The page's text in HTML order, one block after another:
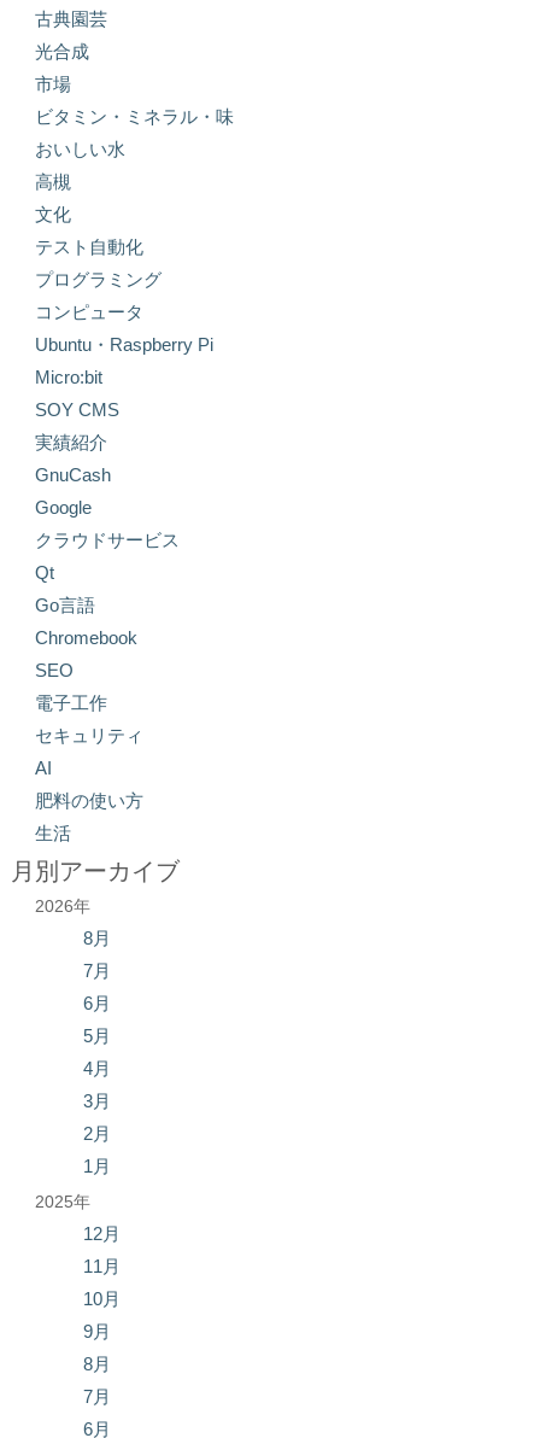
古典園芸
光合成
市場
ビタミン・ミネラル・味
おいしい水
高槻
文化
テスト自動化
プログラミング
コンピュータ
Ubuntu・Raspberry Pi
Micro:bit
SOY CMS
実績紹介
GnuCash
Google
クラウドサービス
Qt
Go言語
Chromebook
SEO
電子工作
セキュリティ
AI
肥料の使い方
生活
月別アーカイブ
2026年
8月
7月
6月
5月
4月
3月
2月
1月
2025年
12月
11月
10月
9月
8月
7月
6月